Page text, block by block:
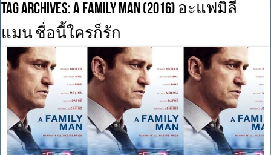
Tag Archives:A Family Man (2016) อะแฟมิลี่
แมน ชื่อนี้ใครก็รัก